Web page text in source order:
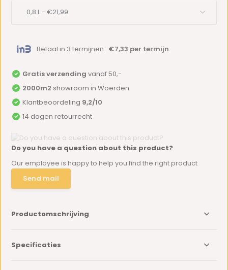
Betaal in 3 termijnen: €7,33 per termijn
Gratis verzending vanaf 50,-
2000m2 showroom in Woerden
Klantbeoordeling 9,2/10
14 dagen retourrecht
Do you have a question about this product?
Our employee is happy to help you find the right product
Send mail
Productomschrijving
Specificaties